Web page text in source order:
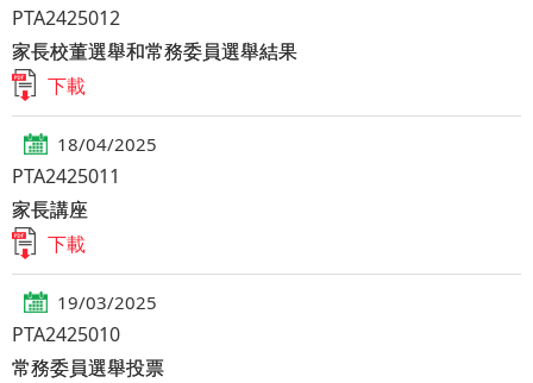
PTA2425012
家長校董選舉和常務委員選舉結果
下載
18/04/2025
PTA2425011
家長講座
下載
19/03/2025
PTA2425010
常務委員選舉投票